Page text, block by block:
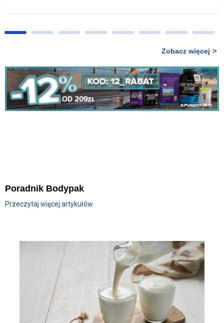
Zobacz więcej
Poradnik Bodypak
Przeczytaj więcej artykułów